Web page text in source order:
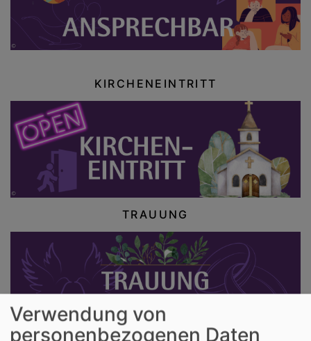
KIRCHENEINTRITT
TRAUUNG
Verwendung von
personenbezogenen Daten